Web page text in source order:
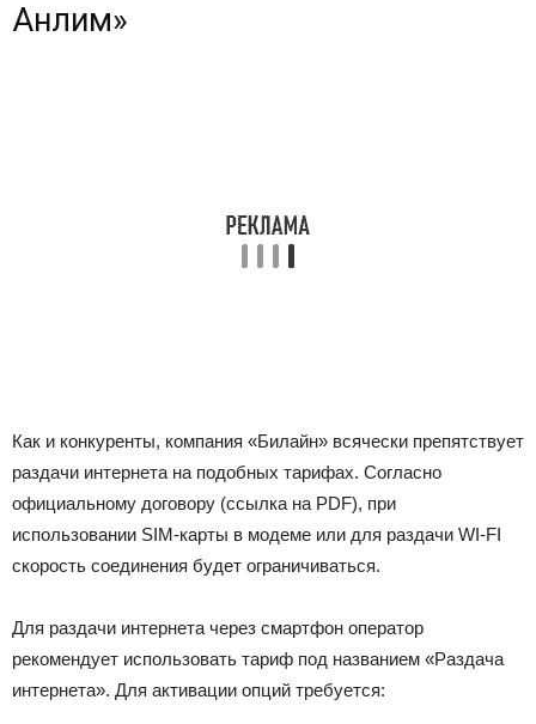
Анлим»
Как и конкуренты, компания «Билайн» всячески препятствует
раздачи интернета на подобных тарифах. Согласно
официальному договору (ссылка на PDF), при
использовании SIM-карты в модеме или для раздачи WI-FI
скорость соединения будет ограничиваться.
Для раздачи интернета через смартфон оператор
рекомендует использовать тариф под названием «Раздача
интернета». Для активации опций требуется: